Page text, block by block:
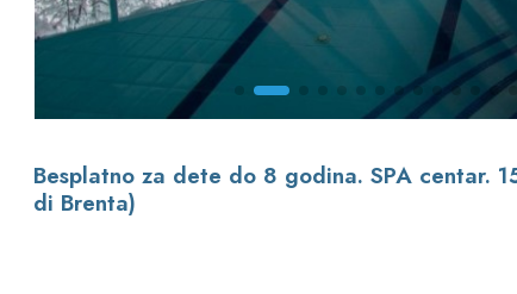
Besplatno za dete do 8 godina. SPA centar.
di Brenta)